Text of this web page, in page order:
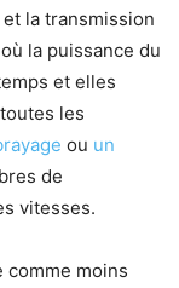
la transmission
la puissance du
et elles
les
ou un
de
vitesses.
comme moins